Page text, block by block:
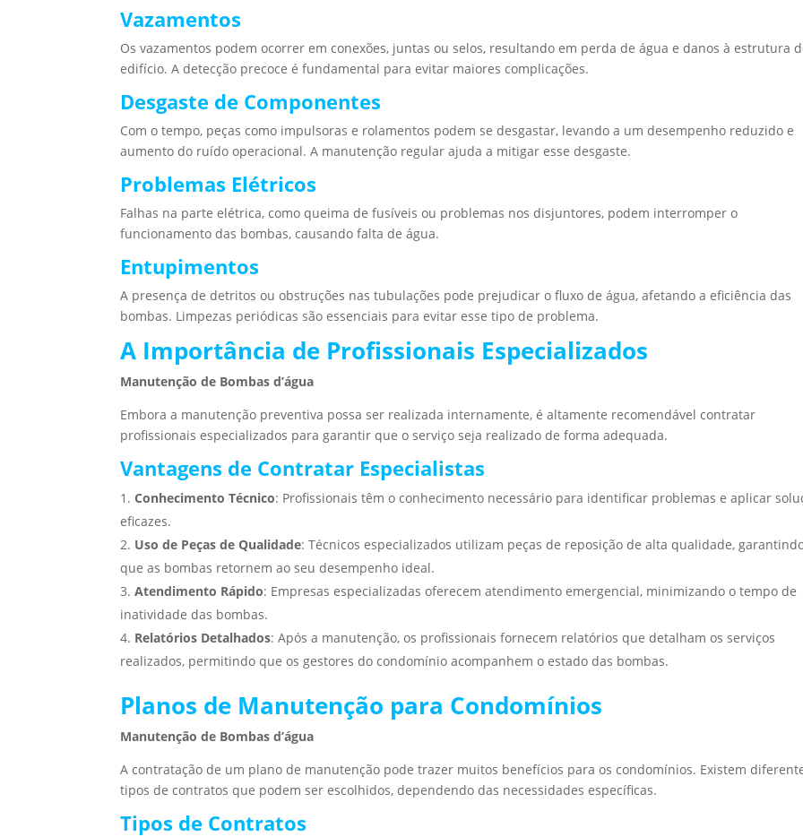
Vazamentos
Os vazamentos podem ocorrer em conexões, juntas ou selos, resultando em perda de água e danos à estrutura
edifício. A detecção precoce é fundamental para evitar maiores complicações.
Desgaste de Componentes
Com o tempo, peças como impulsoras e rolamentos podem se desgastar, levando a um desempenho reduzido e
aumento do ruído operacional. A manutenção regular ajuda a mitigar esse desgaste.
Problemas Elétricos
Falhas na parte elétrica, como queima de fusíveis ou problemas nos disjuntores, podem interromper o
funcionamento das bombas, causando falta de água.
Entupimentos
A presença de detritos ou obstruções nas tubulações pode prejudicar o fluxo de água, afetando a eficiência das
bombas. Limpezas periódicas são essenciais para evitar esse tipo de problema.
A Importância de Profissionais Especializados
Manutenção de Bombas d’água
Embora a manutenção preventiva possa ser realizada internamente, é altamente recomendável contratar
profissionais especializados para garantir que o serviço seja realizado de forma adequada.
Vantagens de Contratar Especialistas
Conhecimento Técnico: Profissionais têm o conhecimento necessário para identificar problemas e aplicar
eficazes.
Uso de Peças de Qualidade: Técnicos especializados utilizam peças de reposição de alta qualidade,
que as bombas retornem ao seu desempenho ideal.
Atendimento Rápido: Empresas especializadas oferecem atendimento emergencial, minimizando o tempo de
inatividade das bombas.
Relatórios Detalhados: Após a manutenção, os profissionais fornecem relatórios que detalham os serviços
realizados, permitindo que os gestores do condomínio acompanhem o estado das bombas.
Planos de Manutenção para Condomínios
Manutenção de Bombas d’água
A contratação de um plano de manutenção pode trazer muitos benefícios para os condomínios. Existem
tipos de contratos que podem ser escolhidos, dependendo das necessidades específicas.
Tipos de Contratos